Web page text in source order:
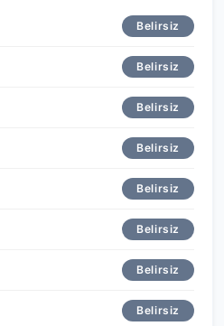
Belirsiz
Belirsiz
Belirsiz
Belirsiz
Belirsiz
Belirsiz
Belirsiz
Belirsiz